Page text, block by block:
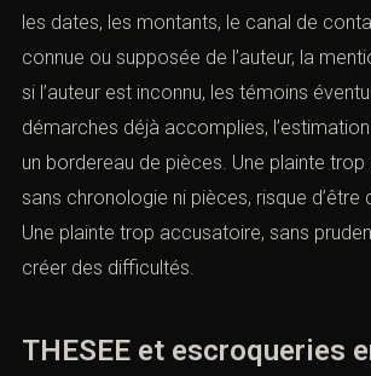
les dates, les montants, le canal de
connue ou supposée de l’auteur, la
si l’auteur est inconnu, les témoins
démarches déjà accomplies,
un bordereau de pièces. Une plainte
sans chronologie ni pièces, risque d’être
Une plainte trop accusatoire, sans
créer des difficultés.
THESEE et escroqueries